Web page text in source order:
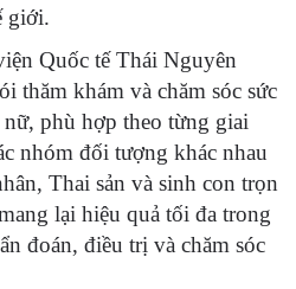
giới.
Quốc tế Thái Nguyên
thăm khám và chăm sóc sức
phù hợp theo từng giai
nhóm đối tượng khác nhau
Thai sản và sinh con trọn
lại hiệu quả tối đa trong
đoán, điều trị và chăm sóc